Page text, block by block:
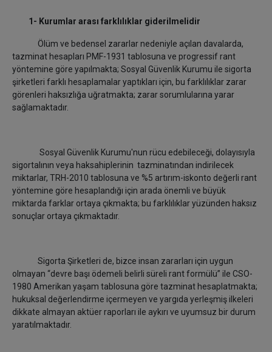
1- Kurumlar arası farklılıklar giderilmelidir
Ölüm ve bedensel zararlar nedeniyle açılan davalarda,
tazminat hesapları PMF-1931 tablosuna ve progressif rant
yöntemine göre yapılmakta; Sosyal Güvenlik Kurumu ile sigorta
şirketleri farklı hesaplamalar yaptıkları için, bu farklılıklar zarar
görenleri haksızlığa uğratmakta; zarar sorumlularına yarar
sağlamaktadır.
Sosyal Güvenlik Kurumu'nun rücu edebileceği, dolayısıyla
sigortalının veya haksahiplerinin tazminatından indirilecek
miktarlar, TRH-2010 tablosuna ve %5 artırım-iskonto değerli rant
yöntemine göre hesaplandığı için arada önemli ve büyük
miktarda farklar ortaya çıkmakta; bu farklılıklar yüzünden haksız
sonuçlar ortaya çıkmaktadır.
Sigorta Şirketleri de, bizce insan zararları için uygun
olmayan “devre başı ödemeli belirli süreli rant formülü” ile CSO-
1980 Amerikan yaşam tablosuna göre tazminat hesaplatmakta;
hukuksal değerlendirme içermeyen ve yargıda yerleşmiş ilkeleri
dikkate almayan aktüer raporları ile aykırı ve uyumsuz bir durum
yaratılmaktadır.